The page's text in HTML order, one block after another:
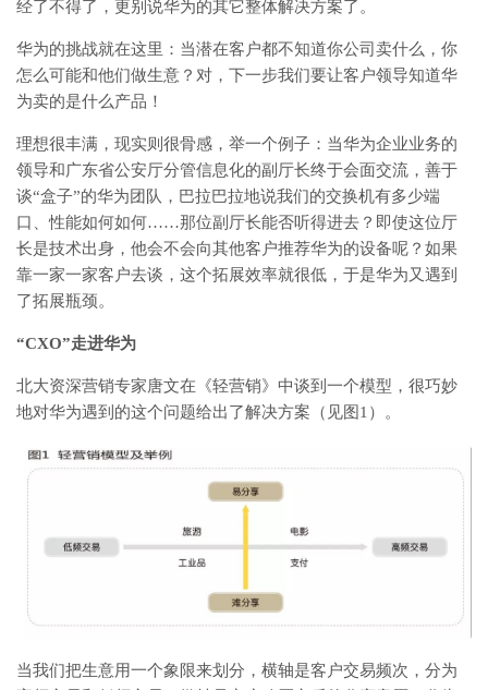
经了不得了，更别说华为的其它整体解决方案了。
华为的挑战就在这里：当潜在客户都不知道你公司卖什么，你
怎么可能和他们做生意？对，下一步我们要让客户领导知道华
为卖的是什么产品！
理想很丰满，现实则很骨感，举一个例子：当华为企业业务的
领导和广东省公安厅分管信息化的副厅长终于会面交流，善于
谈“盒子”的华为团队，巴拉巴拉地说我们的交换机有多少端
口、性能如何如何……那位副厅长能否听得进去？即使这位厅
长是技术出身，他会不会向其他客户推荐华为的设备呢？如果
靠一家一家客户去谈，这个拓展效率就很低，于是华为又遇到
了拓展瓶颈。
“CXO”走进华为
北大资深营销专家唐文在《轻营销》中谈到一个模型，很巧妙
地对华为遇到的这个问题给出了解决方案（见图1）。
当我们把生意用一个象限来划分，横轴是客户交易频次，分为